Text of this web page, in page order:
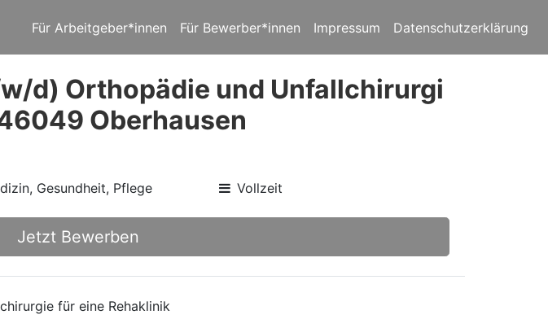
Für Arbeitgeber*innen Für Bewerber*innen Impressum Datenschutzerklärung
d) Orthopädie und Unfallchirurgi
Oberhausen
Gesundheit, Pflege Vollzeit
Jetzt Bewerben
für eine Rehaklinik